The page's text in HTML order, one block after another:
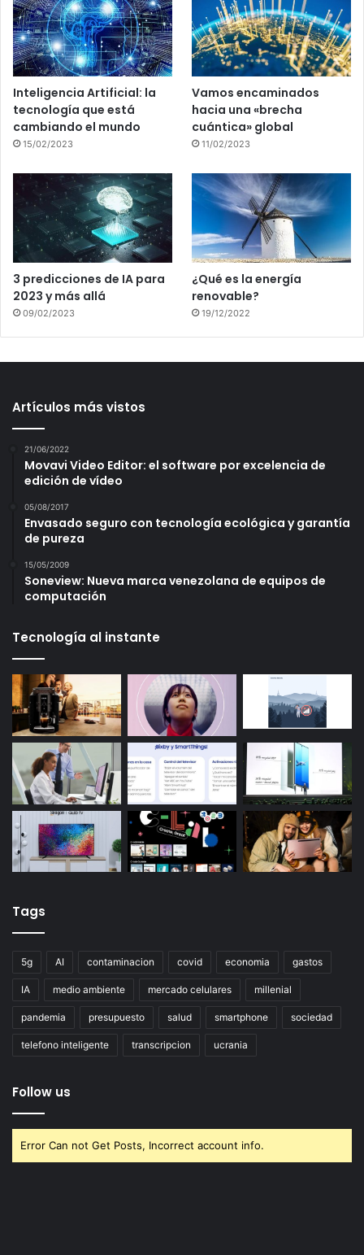
Inteligencia Artificial: la
tecnología que está
cambiando el mundo
15/02/2023
Vamos encaminados
hacia una «brecha
cuántica» global
11/02/2023
3 predicciones de IA para
2023 y más allá
09/02/2023
¿Qué es la energía
renovable?
19/12/2022
Artículos más vistos
21/06/2022
Movavi Video Editor: el software por excelencia de
edición de vídeo
05/08/2017
Envasado seguro con tecnología ecológica y garantía
de pureza
15/05/2009
Soneview: Nueva marca venezolana de equipos de
computación
Tecnología al instante
Tags
5g AI contaminacion covid economia gastos
IA medio ambiente mercado celulares millenial
pandemia presupuesto salud smartphone sociedad
telefono inteligente transcripcion ucrania
Follow us
Error Can not Get Posts, Incorrect account info.